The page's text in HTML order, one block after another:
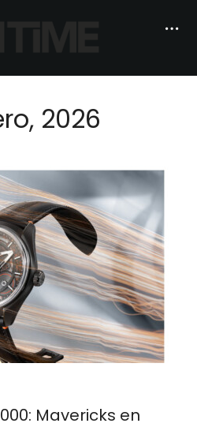
2026
Mavericks en